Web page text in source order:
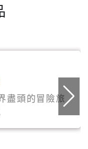
盡頭的冒險旅